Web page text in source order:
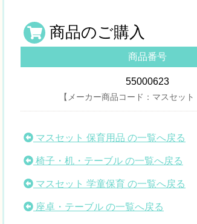
商品のご購入
商品番号
55000623
【メーカー商品コード：マスセッ
マスセット 保育用品 の一覧へ戻る
椅子・机・テーブル の一覧へ戻る
マスセット 学童保育 の一覧へ戻る
座卓・テーブル の一覧へ戻る